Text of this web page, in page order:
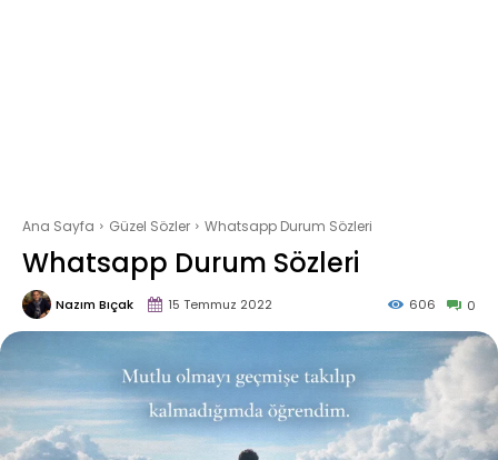
Ana Sayfa Güzel Sözler Whatsapp Durum Sözleri
Whatsapp Durum Sözleri
Nazım Bıçak 15 Temmuz 2022 0
606